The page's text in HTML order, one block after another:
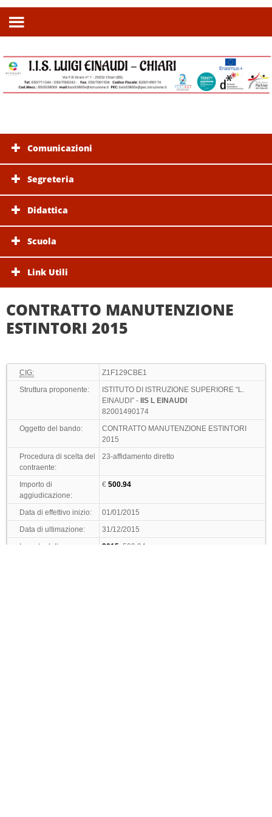
Comunicazioni
Segreteria
Didattica
Scuola
Link Utili
CONTRATTO MANUTENZIONE
ESTINTORI 2015
CIG:
Z1F129CBE1
Struttura proponente:
ISTITUTO DI ISTRUZIONE SUPERIORE “L.
EINAUDI” -
IIS L EINAUDI
82001490174
Oggetto del bando:
CONTRATTO MANUTENZIONE ESTINTORI
2015
Procedura di scelta del
contraente:
23-affidamento diretto
Importo di
aggiudicazione:
€500.94
Data di effettivo inizio:
01/01/2015
Data di ultimazione:
31/12/2015
Importo delle somme
2015 : 500.94